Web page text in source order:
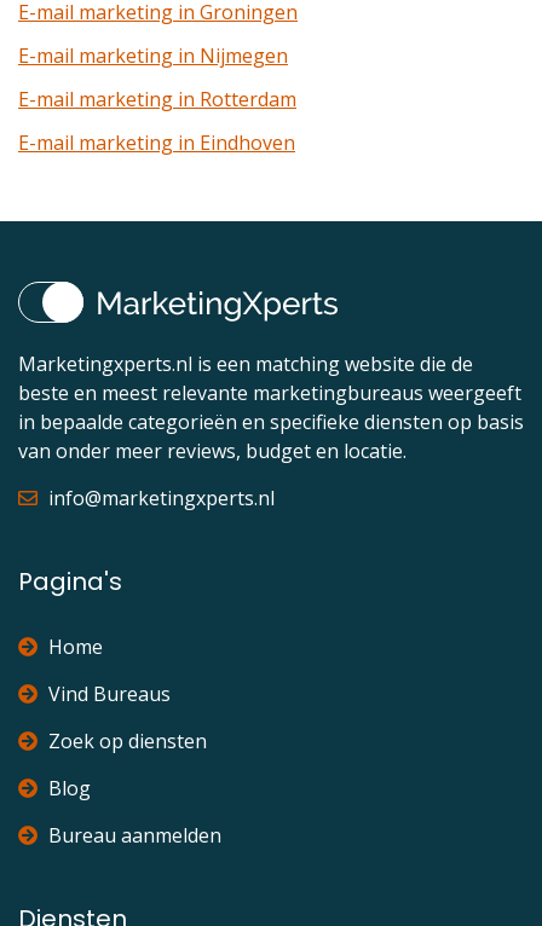
E-mail marketing in Groningen
E-mail marketing in Nijmegen
E-mail marketing in Rotterdam
E-mail marketing in Eindhoven
Marketingxperts.nl is een matching website die de
beste en meest relevante marketingbureaus weergeeft
in bepaalde categorieën en specifieke diensten op basis
van onder meer reviews, budget en locatie.
info@marketingxperts.nl
Pagina's
Home
Vind Bureaus
Zoek op diensten
Blog
Bureau aanmelden
Diensten